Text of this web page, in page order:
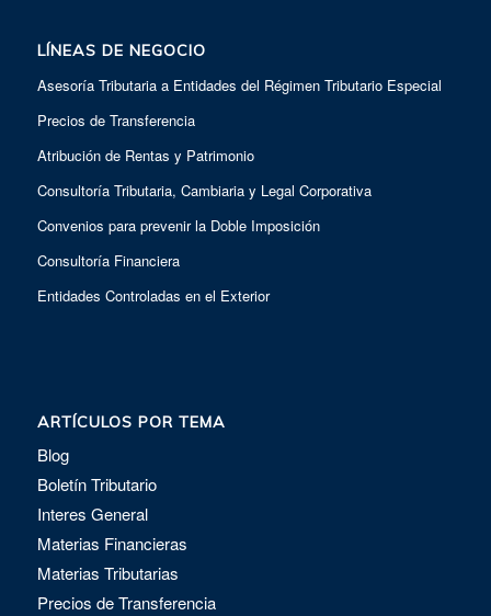
LÍNEAS DE NEGOCIO
Asesoría Tributaria a Entidades del Régimen Tributario Especial
Precios de Transferencia
Atribución de Rentas y Patrimonio
Consultoría Tributaria, Cambiaria y Legal Corporativa
Convenios para prevenir la Doble Imposición
Consultoría Financiera
Entidades Controladas en el Exterior
ARTÍCULOS POR TEMA
Blog
Boletín Tributario
Interes General
Materias Financieras
Materias Tributarias
Precios de Transferencia